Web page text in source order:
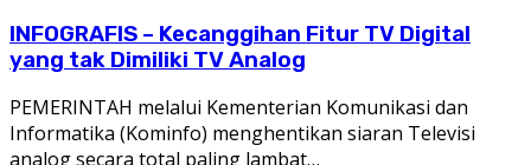
INFOGRAFIS – Kecanggihan Fitur TV Digital
yang tak Dimiliki TV Analog
PEMERINTAH melalui Kementerian Komunikasi dan
Informatika (Kominfo) menghentikan siaran Televisi
analog secara total paling lambat…